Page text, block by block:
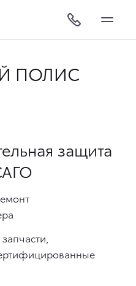
ПОЛИС
защита